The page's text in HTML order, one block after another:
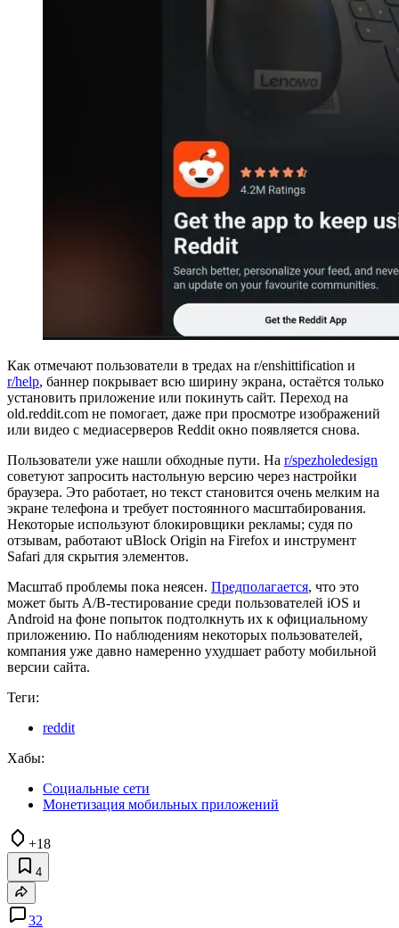
Как отмечают пользователи в тредах на r/enshittification и
r/help, баннер покрывает всю ширину экрана, остаётся только
установить приложение или покинуть сайт. Переход на
old.reddit.com не помогает, даже при просмотре изображений
или видео с медиасерверов Reddit окно появляется снова.
Пользователи уже нашли обходные пути. На r/spezholedesign
советуют запросить настольную версию через настройки
браузера. Это работает, но текст становится очень мелким на
экране телефона и требует постоянного масштабирования.
Некоторые используют блокировщики рекламы; судя по
отзывам, работают uBlock Origin на Firefox и инструмент
Safari для скрытия элементов.
Масштаб проблемы пока неясен. Предполагается, что это
может быть A/B-тестирование среди пользователей iOS и
Android на фоне попыток подтолкнуть их к официальному
приложению. По наблюдениям некоторых пользователей,
компания уже давно намеренно ухудшает работу мобильной
версии сайта.
Теги:
reddit
Хабы:
Социальные сети
Монетизация мобильных приложений
+18
4
32